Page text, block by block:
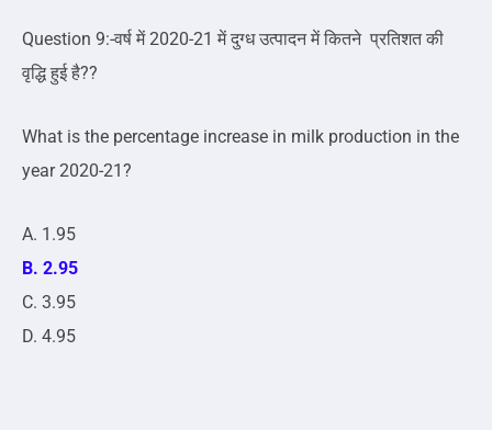
Question 9:-वर्ष में 2020-21 में दुग्ध उत्पादन में कितने प्रतिशत की
वृद्धि हुई है??
What is the percentage increase in milk production in the
year 2020-21?
A. 1.95
B. 2.95
C. 3.95
D. 4.95